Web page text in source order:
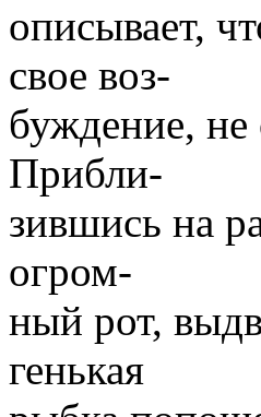
описывает,
свое воз-
буждение, не
Прибли-
зившись на
огром-
ный рот,
генькая